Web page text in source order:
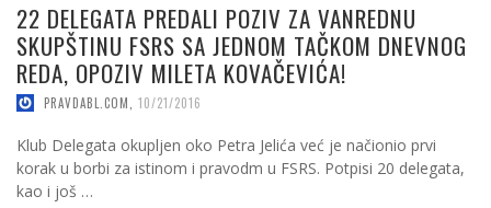
22 DELEGATA PREDALI POZIV ZA VANREDNU
SKUPŠTINU FSRS SA JEDNOM TAČKOM DNEVNOG
REDA, OPOZIV MILETA KOVAČEVIĆA!
PRAVDABL.COM 10/21/2016
Klub Delegata okupljen oko Petra Jelića već je načionio prvi
korak u borbi za istinom i pravodm u FSRS. Potpisi 20 delegata,
kao i još …